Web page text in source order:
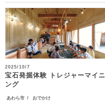
2025/10/7
宝石発掘体験 トレジャーマイニ
ング
あわら市 おでかけ